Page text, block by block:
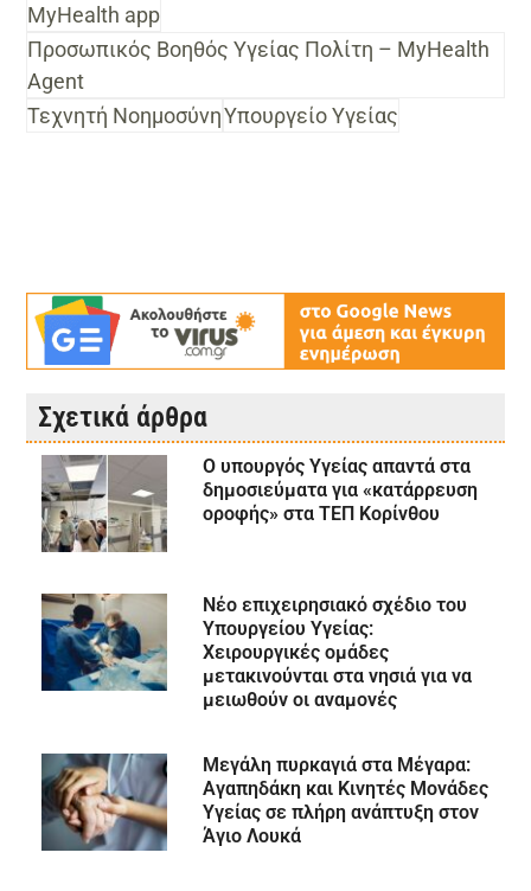
MyHealth app
Προσωπικός Βοηθός Υγείας Πολίτη – MyHealth
Agent
Τεχνητή ΝοημοσύνηΥπουργείο Υγείας
Σχετικά άρθρα
Ο υπουργός Υγείας απαντά στα
δημοσιεύματα για «κατάρρευση
οροφής» στα ΤΕΠ Κορίνθου
Νέο επιχειρησιακό σχέδιο του
Υπουργείου Υγείας:
Χειρουργικές ομάδες
μετακινούνται στα νησιά για να
μειωθούν οι αναμονές
Μεγάλη πυρκαγιά στα Μέγαρα:
Αγαπηδάκη και Κινητές Μονάδες
Υγείας σε πλήρη ανάπτυξη στον
Άγιο Λουκά